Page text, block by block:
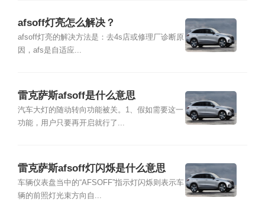
afsoff灯亮怎么解决？
afsoff灯亮的解决方法是：去4s店或修理厂诊断原
因，afs是自适应...
雷克萨斯afsoff是什么意思
汽车大灯的随动转向功能被关。1、假如需要这一
功能，用户只要再开启就行了...
雷克萨斯afsoff灯闪烁是什么意思
车辆仪表盘当中的“AFSOFF”指示灯闪烁则表示车
辆的前照灯光束方向自...